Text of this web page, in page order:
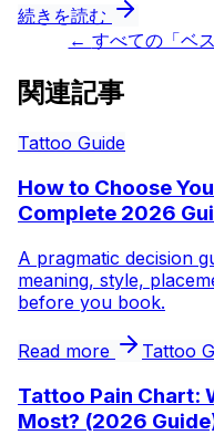
続きを読む
← すべての「ベ
関連記事
Tattoo Guide
How to Choose
Complete 2026
A pragmatic decision
meaning, style,
before you book.
Read more Tattoo
Tattoo Pain Chart:
Most? (2026